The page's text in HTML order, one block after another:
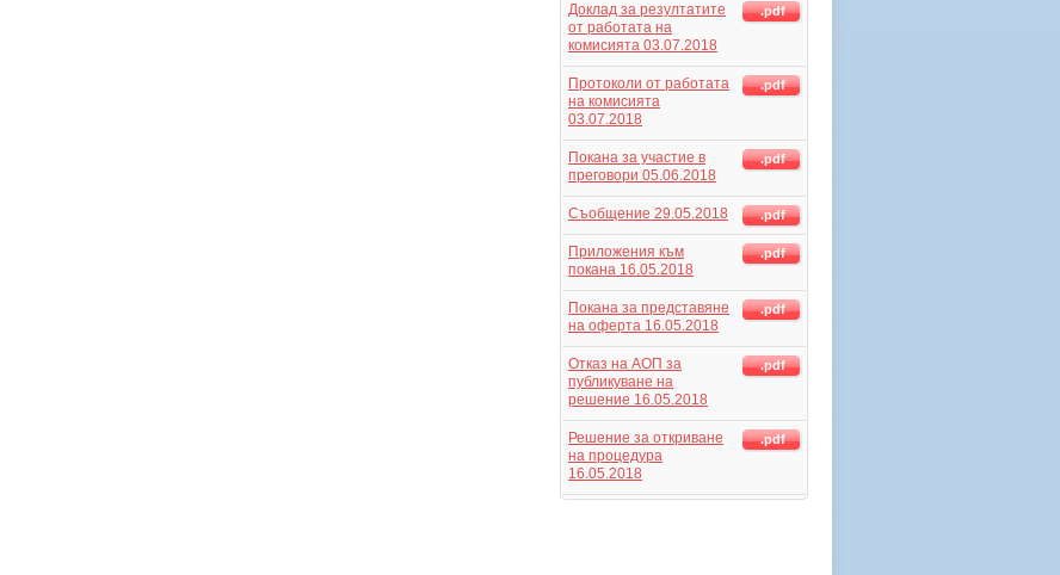
Доклад за резултатите
от работата на
комисията 03.07.2018
.pdf
Протоколи от работата
на комисията
03.07.2018
.pdf
Покана за участие в
преговори 05.06.2018
.pdf
Съобщение 29.05.2018 .pdf
Приложения към
покана 16.05.2018
.pdf
Поканa за представяне
на оферта 16.05.2018
.pdf
Отказ на АОП за
публикуване на
решение 16.05.2018
.pdf
Решение за откриване
на процедура
16.05.2018
.pdf